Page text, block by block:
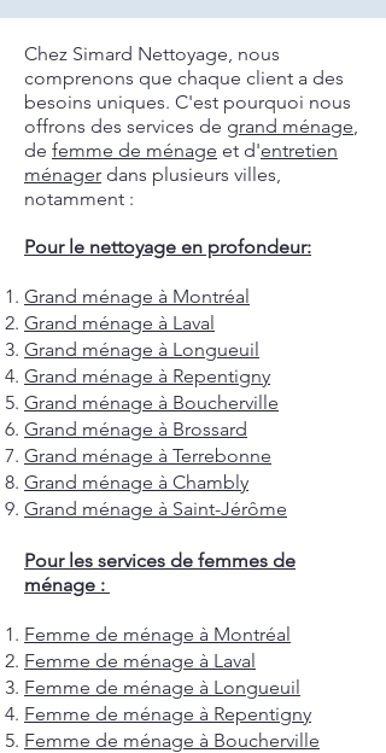
Chez Simard Nettoyage, nous
comprenons que chaque client a des
besoins uniques. C'est pourquoi nous
offrons des services de grand ménage,
de femme de ménage et d'entretien
ménager dans plusieurs villes,
notamment :
Pour le nettoyage en profondeur:
Grand ménage à Montréal
Grand ménage à Laval
Grand ménage à Longueuil
Grand ménage à Repentigny
Grand ménage à Boucherville
Grand ménage à Brossard
Grand ménage à Terrebonne
Grand ménage à Chambly
Grand ménage à Saint-Jérôme
Pour les services de femmes de
ménage :
Femme de ménage à Montréal
Femme de ménage à Laval
Femme de ménage à Longueuil
Femme de ménage à Repentigny
Femme de ménage à Boucherville